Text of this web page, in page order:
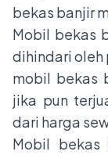
bekas banjir
Mobil bekas
dihindari oleh
mobil bekas
jika pun
dari harga
Mobil bekas